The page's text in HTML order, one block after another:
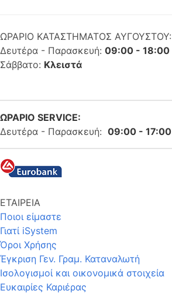
ΩΡΑΡΙΟ ΚΑΤΑΣΤΗΜΑΤΟΣ ΑΥΓΟΥΣΤΟΥ:
Δευτέρα - Παρασκευή: 09:00 - 18:00
Σάββατο: Κλειστά
ΩΡΑΡΙΟ SERVICE:
Δευτέρα - Παρασκευή: 09:00 - 17:00
ΕΤΑΙΡΕΙΑ
Ποιοι είμαστε
Γιατί iSystem
Όροι Χρήσης
Έγκριση Γεν. Γραμ. Καταναλωτή
Ισολογισμοί και οικονομικά στοιχεία
Ευκαιρίες Καριέρας